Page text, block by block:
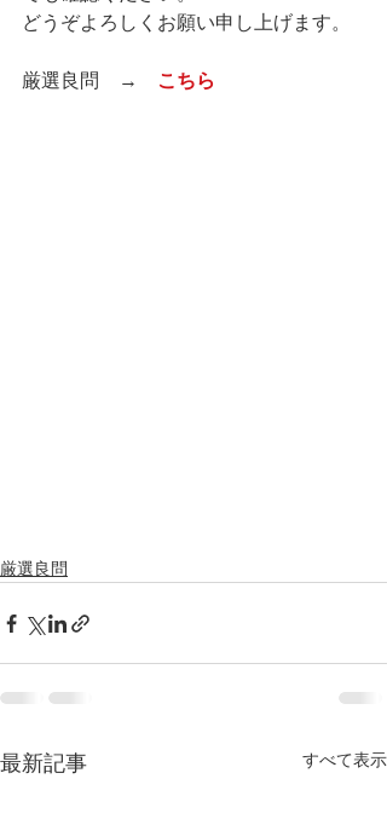
どうぞよろしくお願い申し上げます。
厳選良問　→ こちら
厳選良問
最新記事 すべて表示